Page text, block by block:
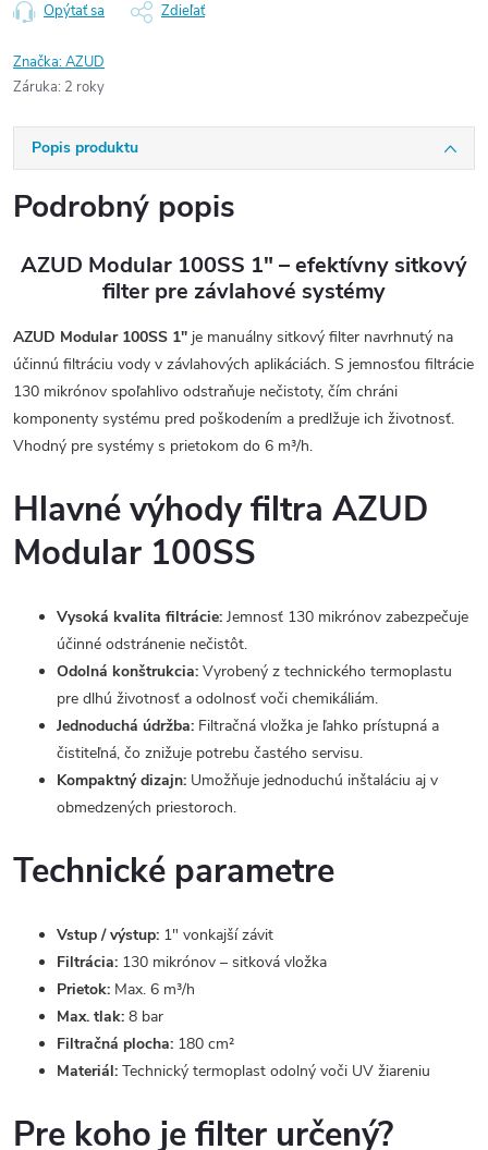
Opýtať sa Zdieľať
Značka:AZUD
Záruka: 2 roky
Popis produktu
Podrobný popis
AZUD Modular 100SS 1" – efektívny sitkový
filter pre závlahové systémy
AZUD Modular 100SS 1" je manuálny sitkový filter navrhnutý na
účinnú filtráciu vody v závlahových aplikáciách. S jemnosťou filtrácie
130 mikrónov spoľahlivo odstraňuje nečistoty, čím chráni
komponenty systému pred poškodením a predlžuje ich životnosť.
Vhodný pre systémy s prietokom do 6 m³/h.
Hlavné výhody filtra AZUD
Modular 100SS
Vysoká kvalita filtrácie: Jemnosť 130 mikrónov zabezpečuje
účinné odstránenie nečistôt.
Odolná konštrukcia: Vyrobený z technického termoplastu
pre dlhú životnosť a odolnosť voči chemikáliám.
Jednoduchá údržba: Filtračná vložka je ľahko prístupná a
čistiteľná, čo znižuje potrebu častého servisu.
Kompaktný dizajn: Umožňuje jednoduchú inštaláciu aj v
obmedzených priestoroch.
Technické parametre
Vstup / výstup: 1" vonkajší závit
Filtrácia: 130 mikrónov – sitková vložka
Prietok: Max. 6 m³/h
Max. tlak: 8 bar
Filtračná plocha: 180 cm²
Materiál: Technický termoplast odolný voči UV žiareniu
Pre koho je filter určený?